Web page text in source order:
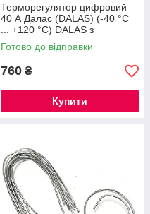
Терморегулятор цифровий
40 А Далас (DALAS) (-40 °С
... +120 °С) DALAS з
«ліфтовими» контактами
Готово до відправки
760 ₴
Купити